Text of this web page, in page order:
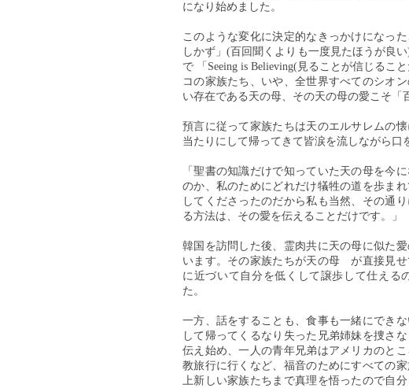
になり始めました。
このような変化に決定的なきっかけになっ
しかず」(百回聞くよりも一度見たほうが良
で 「Seeing is Believing(見ることが信じるこ
コの家族たち、いや、全世界すべてのシオ
い存在である天の母、その天の母の愛こそ「
預言に従って家族たちは天のエルサレムの
当たりにして帰ってきて皆涙を流しながら口
「聖書の知識だけで知っていた天の母を今
のか、私のためにどれだけ犠牲の道を歩ま
してくださったのだから私も当然、その通
る方法は、その愛を伝えることだけです。」
韓国を訪問した後、霊肉共に天の母に似た
います。その家族たちが天の母 が直接見
に近づいて自分を低くして譲歩して仕える
た。
一方、話をすることも、食事も一緒にでき
して帰ってくるなり失った兄弟姉妹を捜さ
伝え始め、一人の青年兄弟はアメリカのと
教旅行に行くなど、福音のためにすべての
上新しい家族たちまで真理を悟ったので自